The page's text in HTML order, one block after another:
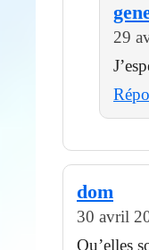
29
dom
30 avril
Qu’elles